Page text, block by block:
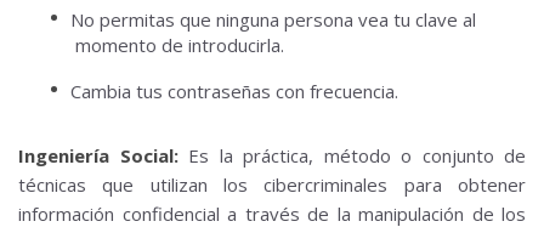
No permitas que ninguna persona vea tu clave al
momento de introducirla.
Cambia tus contraseñas con frecuencia.
Ingeniería Social:Es la práctica, método o conjunto de
técnicas que utilizan los cibercriminales para obtener
información confidencial a través de la manipulación de los